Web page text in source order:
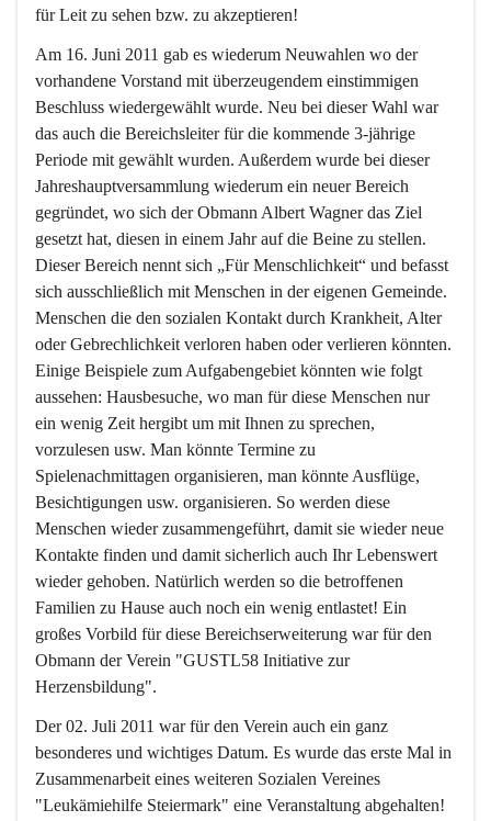
für Leit zu sehen bzw. zu akzeptieren!
Am 16. Juni 2011 gab es wiederum Neuwahlen wo der
vorhandene Vorstand mit überzeugendem einstimmigen
Beschluss wiedergewählt wurde. Neu bei dieser Wahl war
das auch die Bereichsleiter für die kommende 3-jährige
Periode mit gewählt wurden. Außerdem wurde bei dieser
Jahreshauptversammlung wiederum ein neuer Bereich
gegründet, wo sich der Obmann Albert Wagner das Ziel
gesetzt hat, diesen in einem Jahr auf die Beine zu stellen.
Dieser Bereich nennt sich „Für Menschlichkeit“ und befasst
sich ausschließlich mit Menschen in der eigenen Gemeinde.
Menschen die den sozialen Kontakt durch Krankheit, Alter
oder Gebrechlichkeit verloren haben oder verlieren könnten.
Einige Beispiele zum Aufgabengebiet könnten wie folgt
aussehen: Hausbesuche, wo man für diese Menschen nur
ein wenig Zeit hergibt um mit Ihnen zu sprechen,
vorzulesen usw. Man könnte Termine zu
Spielenachmittagen organisieren, man könnte Ausflüge,
Besichtigungen usw. organisieren. So werden diese
Menschen wieder zusammengeführt, damit sie wieder neue
Kontakte finden und damit sicherlich auch Ihr Lebenswert
wieder gehoben. Natürlich werden so die betroffenen
Familien zu Hause auch noch ein wenig entlastet! Ein
großes Vorbild für diese Bereichserweiterung war für den
Obmann der Verein "GUSTL58 Initiative zur
Herzensbildung".
Der 02. Juli 2011 war für den Verein auch ein ganz
besonderes und wichtiges Datum. Es wurde das erste Mal in
Zusammenarbeit eines weiteren Sozialen Vereines
"Leukämiehilfe Steiermark" eine Veranstaltung abgehalten!